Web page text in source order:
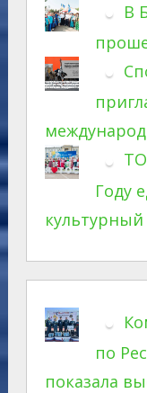
В
Году
по
показала